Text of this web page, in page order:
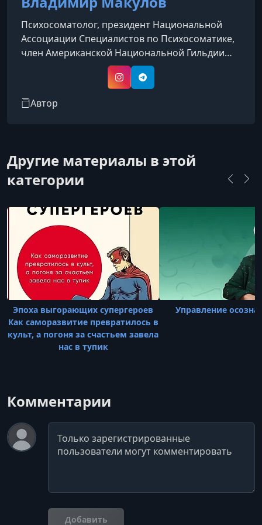
Психосоматолог, президент Национальной
Ассоциации Специалистов по Психосоматике,
член Американской Национальной Гильдии
Гипноза, автор книги «Регрессивная
гипнотерапия по методу Владимира
InstagramTelegram
Автор
Другие материалы в этой
категории
Эпоха выгорающих супергероев
Как саморазвитие превратилось в
культ, а погоня за счастьем завела
нас в тупик
Управление
Комментарии
Комментарий
Добавить